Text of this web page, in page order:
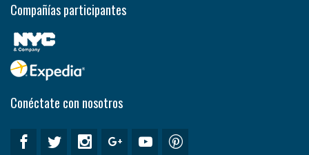
Compañías participantes
Conéctate con nosotros